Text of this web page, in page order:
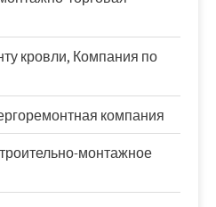
кровли, Компания по
компания
монтажное